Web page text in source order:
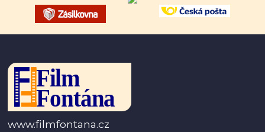
www.filmfontana.cz